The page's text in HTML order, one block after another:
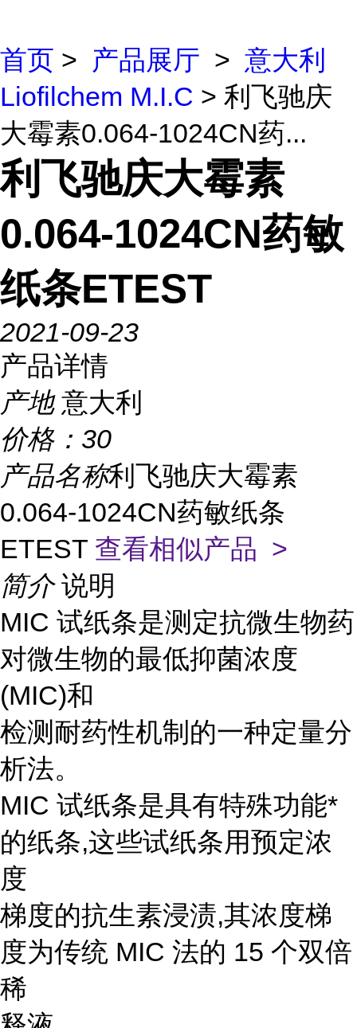
首页 > 产品展厅 > 意大利
Liofilchem M.I.C > 利飞驰庆
大霉素0.064-1024CN药...
利飞驰庆大霉素
0.064-1024CN药敏
纸条ETEST
2021-09-23
产品详情
产地 意大利
价格： 30
产品名称利飞驰庆大霉素
0.064-1024CN药敏纸条
ETEST 查看相似产品 >
简介 说明
MIC 试纸条是测定抗微生物药
对微生物的最低抑菌浓度
(MIC)和
检测耐药性机制的一种定量分
析法。
MIC 试纸条是具有特殊功能*
的纸条,这些试纸条用预定浓
度
梯度的抗生素浸渍,其浓度梯
度为传统 MIC 法的 15 个双倍
稀